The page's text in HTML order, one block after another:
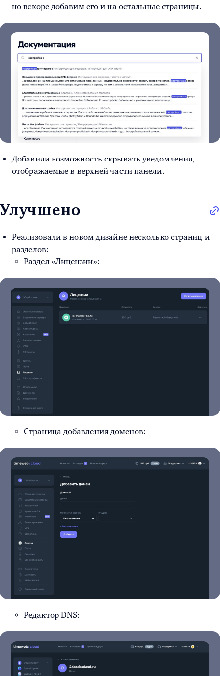
но вскоре добавим его и на остальные страницы.
Добавили возможность скрывать уведомления,
отображаемые в верхней части панели.
Улучшено
Реализовали в новом дизайне несколько страниц и
разделов:
Раздел «Лицензии»:
Страница добавления доменов:
Редактор DNS: